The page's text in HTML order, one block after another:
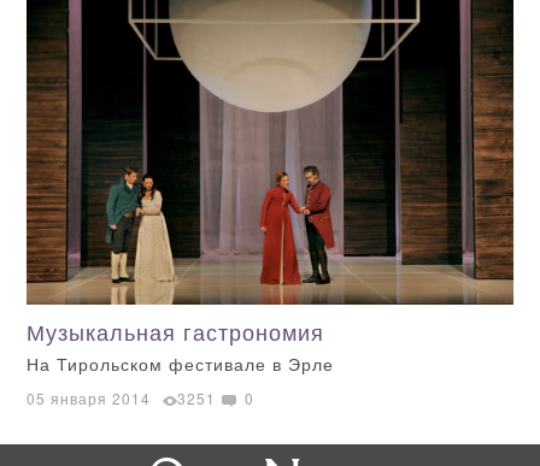
Музыкальная гастрономия
На Тирольском фестивале в Эрле
05 января 2014 3251 0